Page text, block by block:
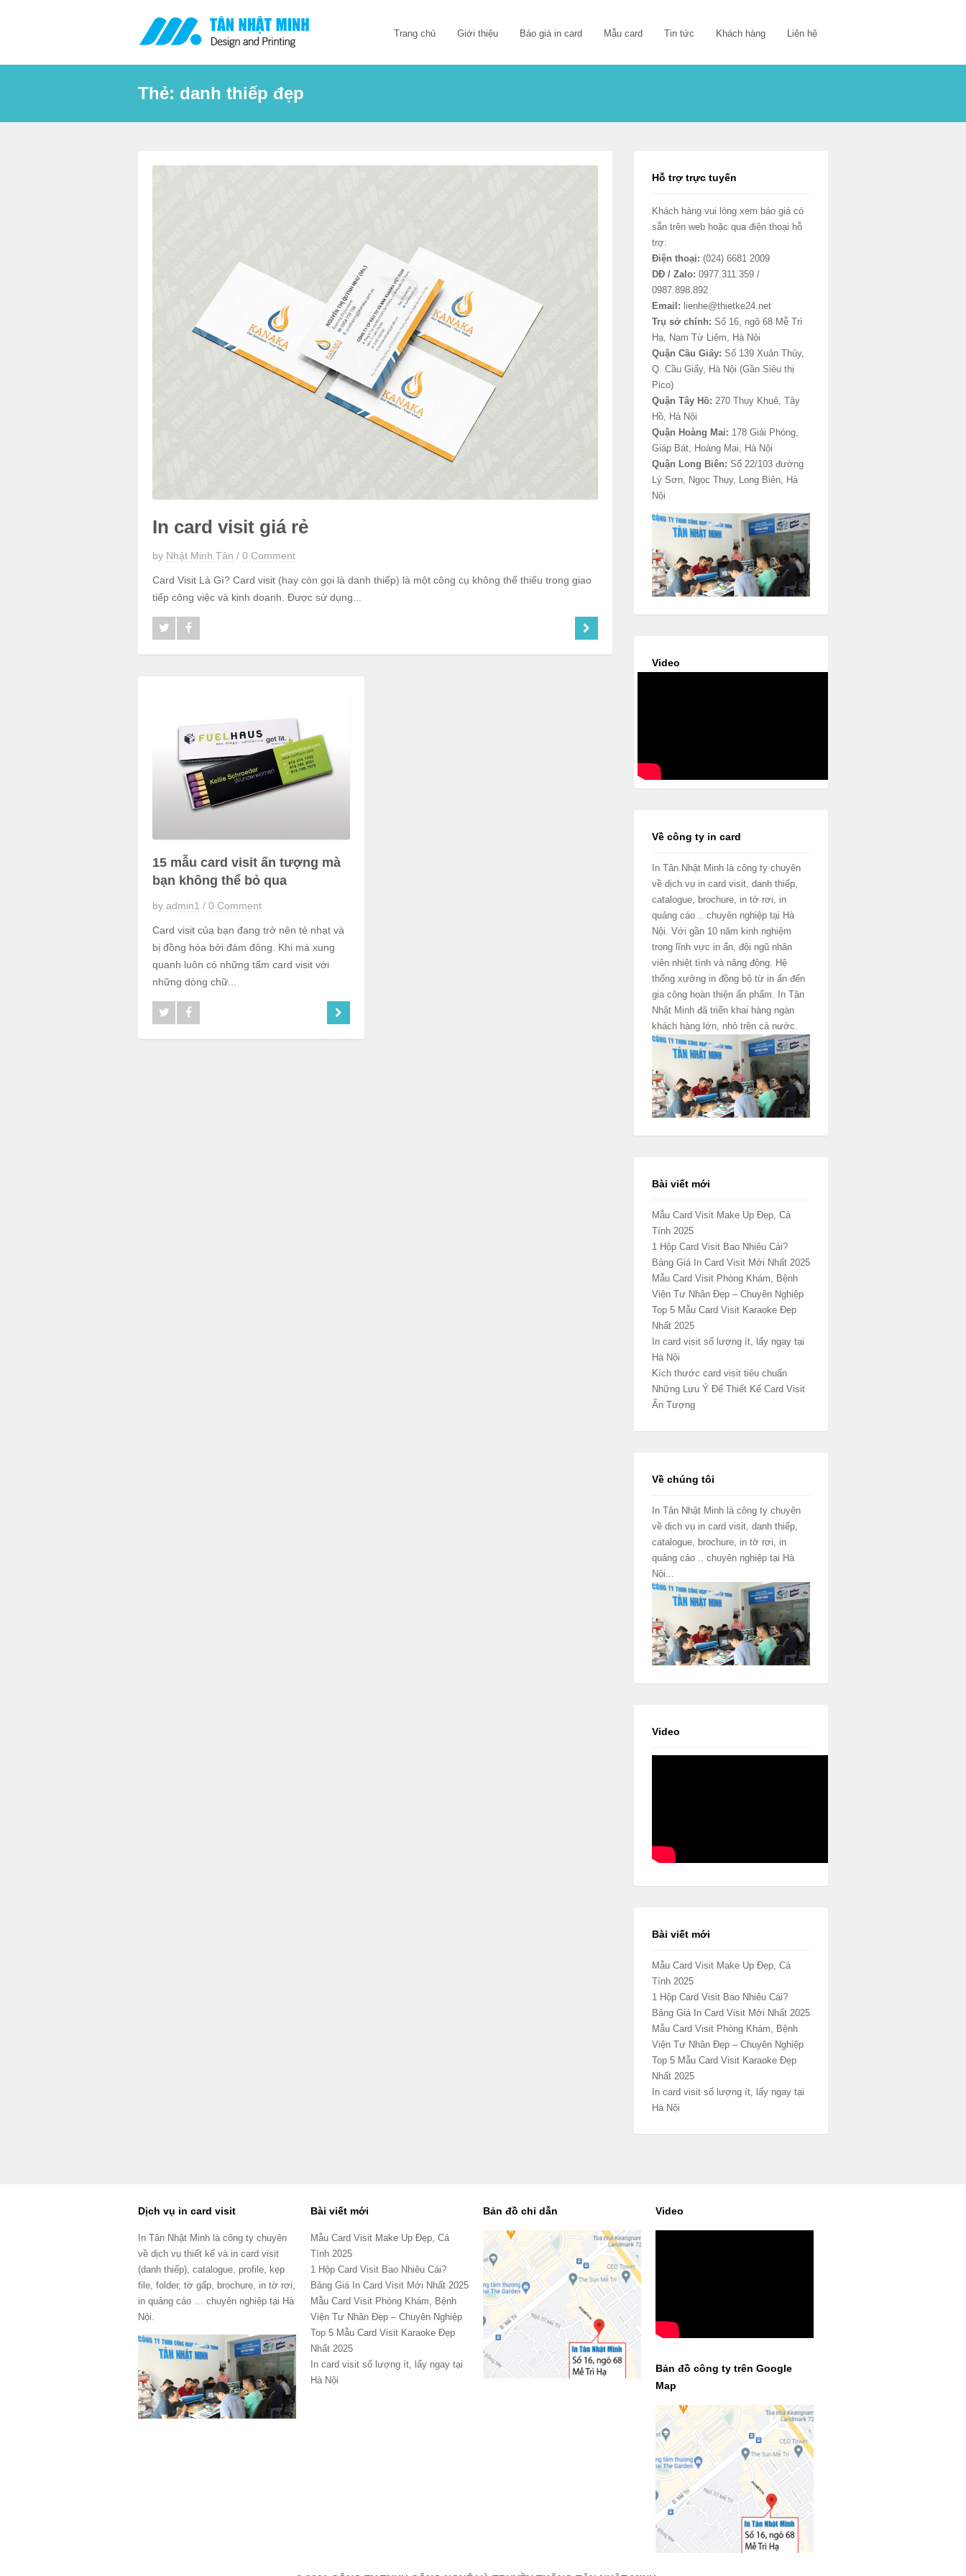
Trang chủ Giới thiệu Báo giá in card Mẫu card Tin tức Khách hàng Liên hệ
Thẻ: danh thiếp đẹp
In card visit giá rẻ
by Nhật Minh Tân / 0 Comment
Card Visit Là Gì? Card visit (hay còn gọi là danh thiếp) là một công cụ không thể thiếu trong giao
tiếp công việc và kinh doanh. Được sử dụng...
15 mẫu card visit ấn tượng mà
bạn không thể bỏ qua
by admin1 / 0 Comment
Card visit của bạn đang trở nên tẻ nhạt và
bị đồng hóa bởi đám đông. Khi mà xung
quanh luôn có những tấm card visit với
những dòng chữ...
Hỗ trợ trực tuyến
Khách hàng vui lòng xem báo giá có
sẵn trên web hoặc qua điện thoại hỗ
trợ:
Điện thoại: (024) 6681 2009
DĐ / Zalo: 0977.311.359 /
0987.898.892
Email: lienhe@thietke24.net
Trụ sở chính: Số 16, ngõ 68 Mễ Trì
Hạ, Nam Từ Liêm, Hà Nội
Quận Cầu Giấy: Số 139 Xuân Thủy,
Q. Cầu Giấy, Hà Nội (Gần Siêu thị
Pico)
Quận Tây Hồ: 270 Thụy Khuê, Tây
Hồ, Hà Nội
Quận Hoàng Mai: 178 Giải Phóng,
Giáp Bát, Hoàng Mai, Hà Nội
Quận Long Biên: Số 22/103 đường
Lý Sơn, Ngọc Thụy, Long Biên, Hà
Nội
Video
Về công ty in card
In Tân Nhật Minh là công ty chuyên
về dịch vụ in card visit, danh thiếp,
catalogue, brochure, in tờ rơi, in
quảng cáo .. chuyên nghiệp tại Hà
Nội. Với gần 10 năm kinh nghiệm
trong lĩnh vực in ấn, đội ngũ nhân
viên nhiệt tình và năng động. Hệ
thống xưởng in đồng bộ từ in ấn đến
gia công hoàn thiện ấn phẩm. In Tân
Nhật Minh đã triển khai hàng ngàn
khách hàng lớn, nhỏ trên cả nước.
Bài viết mới
Mẫu Card Visit Make Up Đẹp, Cá
Tính 2025
1 Hộp Card Visit Bao Nhiêu Cái?
Bảng Giá In Card Visit Mới Nhất 2025
Mẫu Card Visit Phòng Khám, Bệnh
Viện Tư Nhân Đẹp – Chuyên Nghiệp
Top 5 Mẫu Card Visit Karaoke Đẹp
Nhất 2025
In card visit số lượng ít, lấy ngay tại
Hà Nội
Kích thước card visit tiêu chuẩn
Những Lưu Ý Để Thiết Kế Card Visit
Ấn Tượng
Về chúng tôi
In Tân Nhật Minh là công ty chuyên
về dịch vụ in card visit, danh thiếp,
catalogue, brochure, in tờ rơi, in
quảng cáo .. chuyên nghiệp tại Hà
Nội...
Video
Bài viết mới
Mẫu Card Visit Make Up Đẹp, Cá
Tính 2025
1 Hộp Card Visit Bao Nhiêu Cái?
Bảng Giá In Card Visit Mới Nhất 2025
Mẫu Card Visit Phòng Khám, Bệnh
Viện Tư Nhân Đẹp – Chuyên Nghiệp
Top 5 Mẫu Card Visit Karaoke Đẹp
Nhất 2025
In card visit số lượng ít, lấy ngay tại
Hà Nội
Dịch vụ in card visit
In Tân Nhật Minh là công ty chuyên
về dịch vụ thiết kế và in card visit
(danh thiếp), catalogue, profile, kẹp
file, folder, tờ gấp, brochure, in tờ rơi,
in quảng cáo … chuyên nghiệp tại Hà
Nội.
Bài viết mới
Mẫu Card Visit Make Up Đẹp, Cá
Tính 2025
1 Hộp Card Visit Bao Nhiêu Cái?
Bảng Giá In Card Visit Mới Nhất 2025
Mẫu Card Visit Phòng Khám, Bệnh
Viện Tư Nhân Đẹp – Chuyên Nghiệp
Top 5 Mẫu Card Visit Karaoke Đẹp
Nhất 2025
In card visit số lượng ít, lấy ngay tại
Hà Nội
Bản đồ chỉ dẫn Video
Bản đồ công ty trên Google
Map